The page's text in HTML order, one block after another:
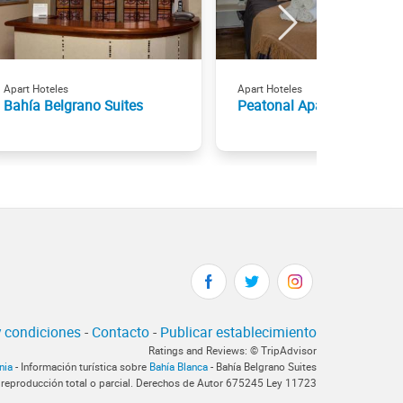
Apart Hoteles
Bahía Belgrano Suites
Apart Hoteles
Peatonal Apart
condiciones- Contacto- Publicar establecimiento
Ratings and Reviews: © TripAdvisor
- Información turística sobre Bahía Blanca - Bahía Belgrano Suites
total o parcial. Derechos de Autor 675245 Ley 11723